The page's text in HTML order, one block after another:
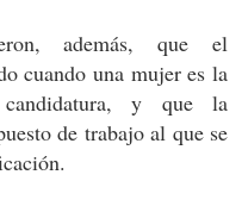
además, que el
cuando una mujer es la
y que la
de trabajo al que se